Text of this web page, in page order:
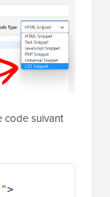
code suivant
>